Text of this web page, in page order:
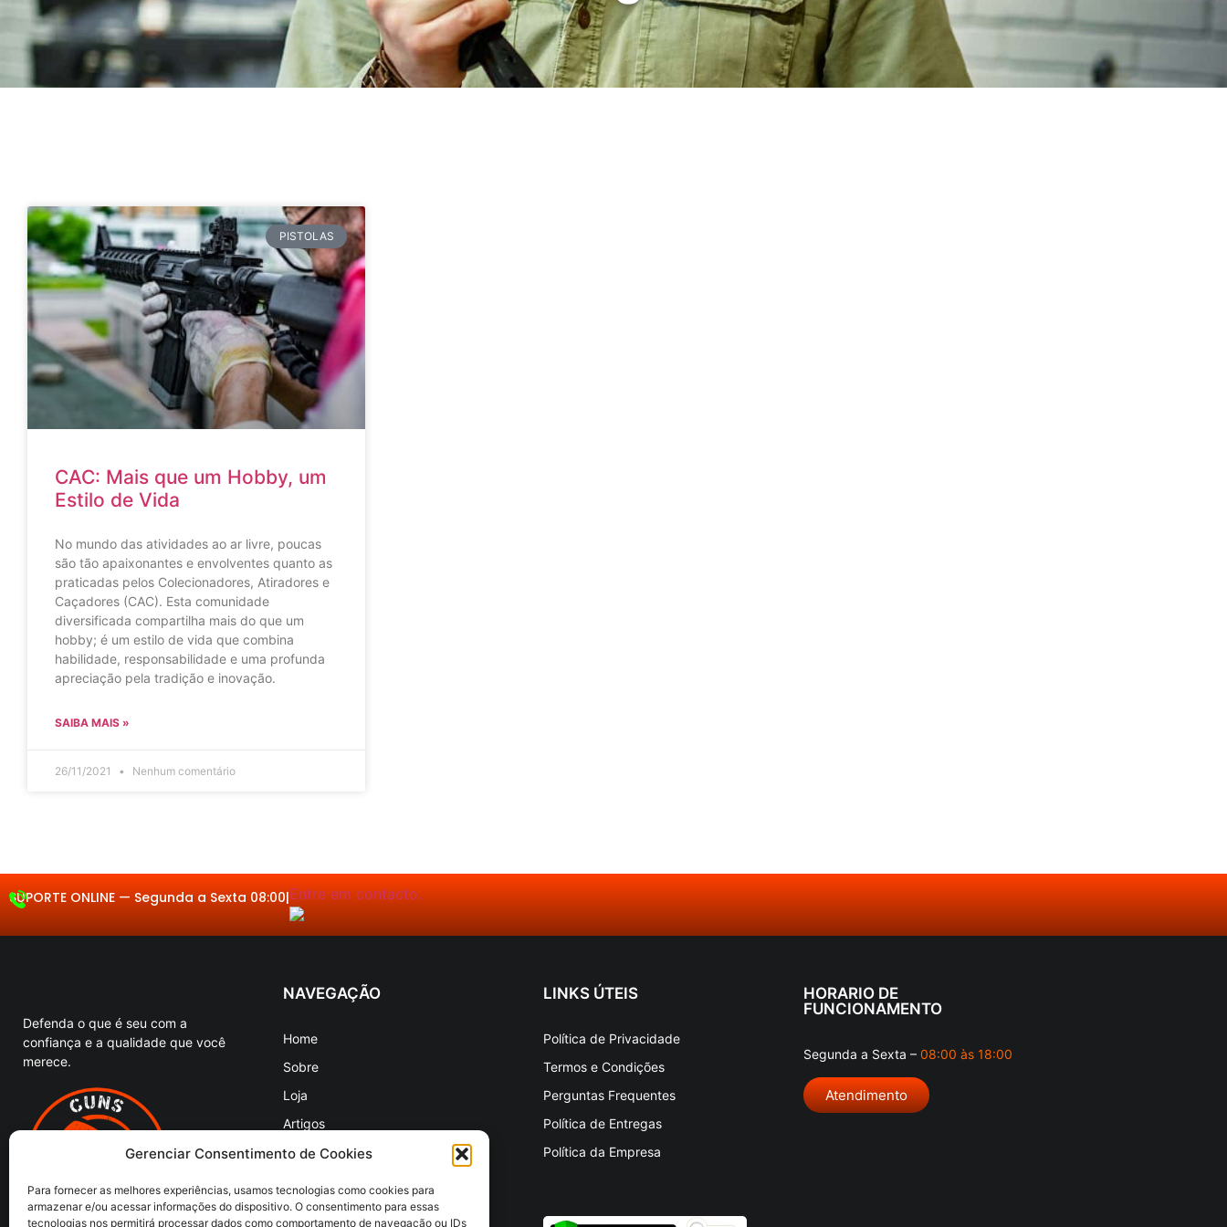
Gerenciar Consentimento de Cookies
Para fornecer as melhores experiências, usamos tecnologias como cookies para
armazenar e/ou acessar informações do dispositivo. O consentimento para essas
tecnologias nos permitirá processar dados como comportamento de navegação ou IDs
PISTOLAS
CAC: Mais que um Hobby, um
Estilo de Vida
No mundo das atividades ao ar livre, poucas
são tão apaixonantes e envolventes quanto as
praticadas pelos Colecionadores, Atiradores e
Caçadores (CAC). Esta comunidade
diversificada compartilha mais do que um
hobby; é um estilo de vida que combina
habilidade, responsabilidade e uma profunda
apreciação pela tradição e inovação.
SAIBA MAIS »
26/11/2021 Nenhum comentário
SUPORTE ONLINE — Segunda Entre em contacto.
Defenda o que é seu com a
confiança e a qualidade que você
merece.
NAVEGAÇÃO
Home
Sobre
Loja
Artigos
Entre em Contato
LINKS ÚTEIS
Política de Privacidade
Termos e Condições
Perguntas Frequentes
Política de Entregas
Política da Empresa
HORARIO DE
FUNCIONAMENTO
Segunda a Sexta – 08:00 às 18:00
Atendimento